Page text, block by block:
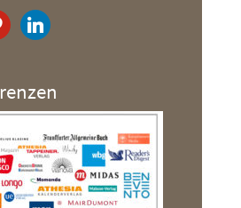
linkedin